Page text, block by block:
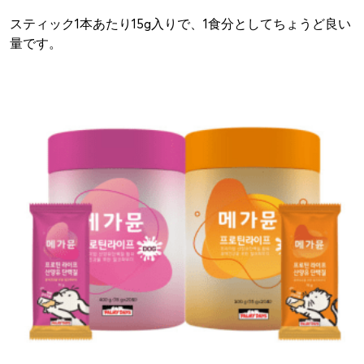
スティック1本あたり15g入りで、1食分としてちょうど良い
量です。